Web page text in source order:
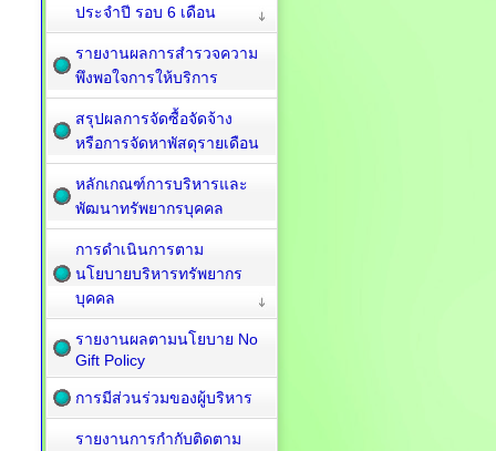
ประจำปี รอบ 6 เดือน
รายงานผลการสำรวจความ
พึงพอใจการให้บริการ
สรุปผลการจัดซื้อจัดจ้าง
หรือการจัดหาพัสดุรายเดือน
หลักเกณฑ์การบริหารและ
พัฒนาทรัพยากรบุคคล
การดำเนินการตาม
นโยบายบริหารทรัพยากร
บุคคล
รายงานผลตามนโยบาย No
Gift Policy
การมีส่วนร่วมของผู้บริหาร
รายงานการกำกับติดตาม